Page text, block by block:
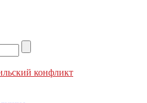
конфликт